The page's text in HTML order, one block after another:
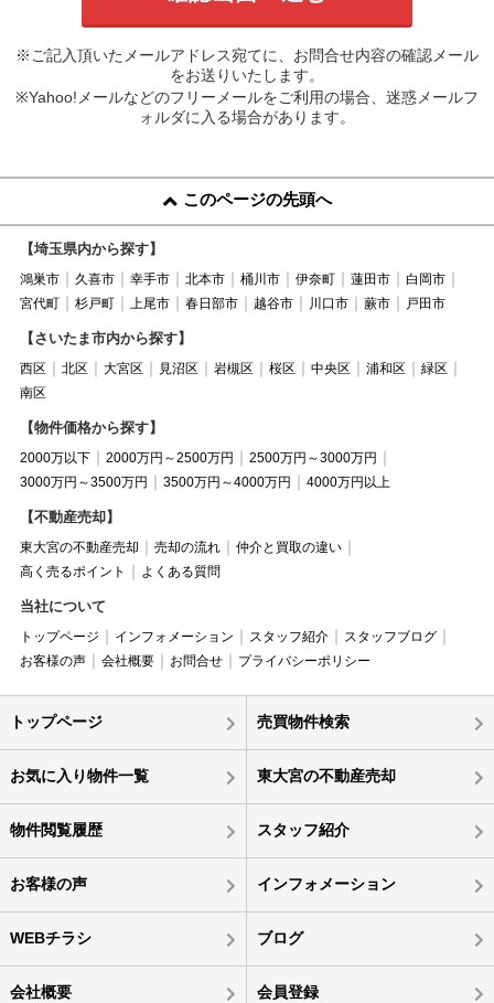
※ご記入頂いたメールアドレス宛てに、お問合せ内容の確認メール
をお送りいたします。
※Yahoo!メールなどのフリーメールをご利用の場合、迷惑メールフ
ォルダに入る場合があります。
このページの先頭へ
【埼玉県内から探す】
鴻巣市 久喜市 幸手市 北本市 桶川市 伊奈町 蓮田市
白岡市
宮代町
杉戸町 上尾市 春日部市 越谷市 川口市 蕨市 戸田市
【さいたま市内から探す】
西区 北区 大宮区 見沼区 岩槻区 桜区 中央区 浦和区
緑区
南区
【物件価格から探す】
2000万以下 2000万円～2500万円
2500万円～3000万円
3000万円～3500万円
3500万円～4000万円 4000万円以上
【不動産売却】
東大宮の不動産売却 売却の流れ
仲介と買取の違い
高く売るポイント
よくある質問
当社について
トップページ インフォメーション スタッフ紹介
スタッフブログ
お客様の声
会社概要 お問合せ プライバシーポリシー
トップページ 売買物件検索
お気に入り物件一覧 東大宮の不動産売却
物件閲覧履歴 スタッフ紹介
お客様の声 インフォメーション
WEBチラシ ブログ
会社概要 会員登録